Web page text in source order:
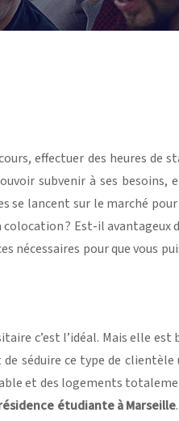
effectuer des heures de
subvenir à ses besoins,
se lancent sur le marché
? Est-il avantageux
nécessaires pour que vous
c’est l’idéal. Mais elle
séduire ce type de
et des logements
étudiante à Marseille